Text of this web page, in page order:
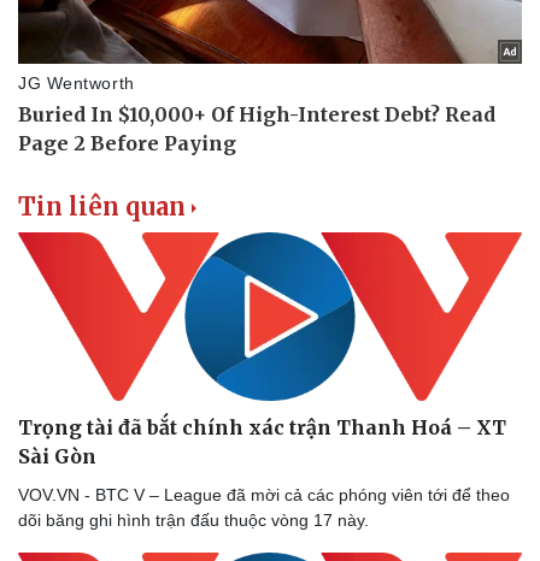
Doanh nghiệp
Thông tin doanh nghiệp
Doanh nhân
Vì cộng đồng
Chuyển đổi số
Tin liên quan
Trọng tài đã bắt chính xác trận Thanh Hoá – XT
Sài Gòn
VOV.VN - BTC V – League đã mời cả các phóng viên tới để theo
dõi băng ghi hình trận đấu thuộc vòng 17 này.